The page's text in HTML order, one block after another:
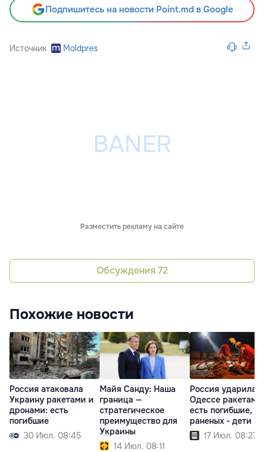
Подпишитесь на новости Point.md в Google
Источник Moldpres
Разместить рекламу на сайте
Обсуждения 72
Похожие новости
Россия атаковала
Украину ракетами и
дронами: есть
погибшие
30 Июл. 08:45
Майя Санду: Наша
граница —
стратегическое
преимущество для
Украины
14 Июл. 08:11
Россия ударила
Одессе ракетами:
есть погибшие,
раненых - дети
17 Июл. 08:27